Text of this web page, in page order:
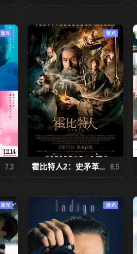
蓝光
7.3
蓝光
霍比特人2：史矛革... 8.5
蓝光 蓝光